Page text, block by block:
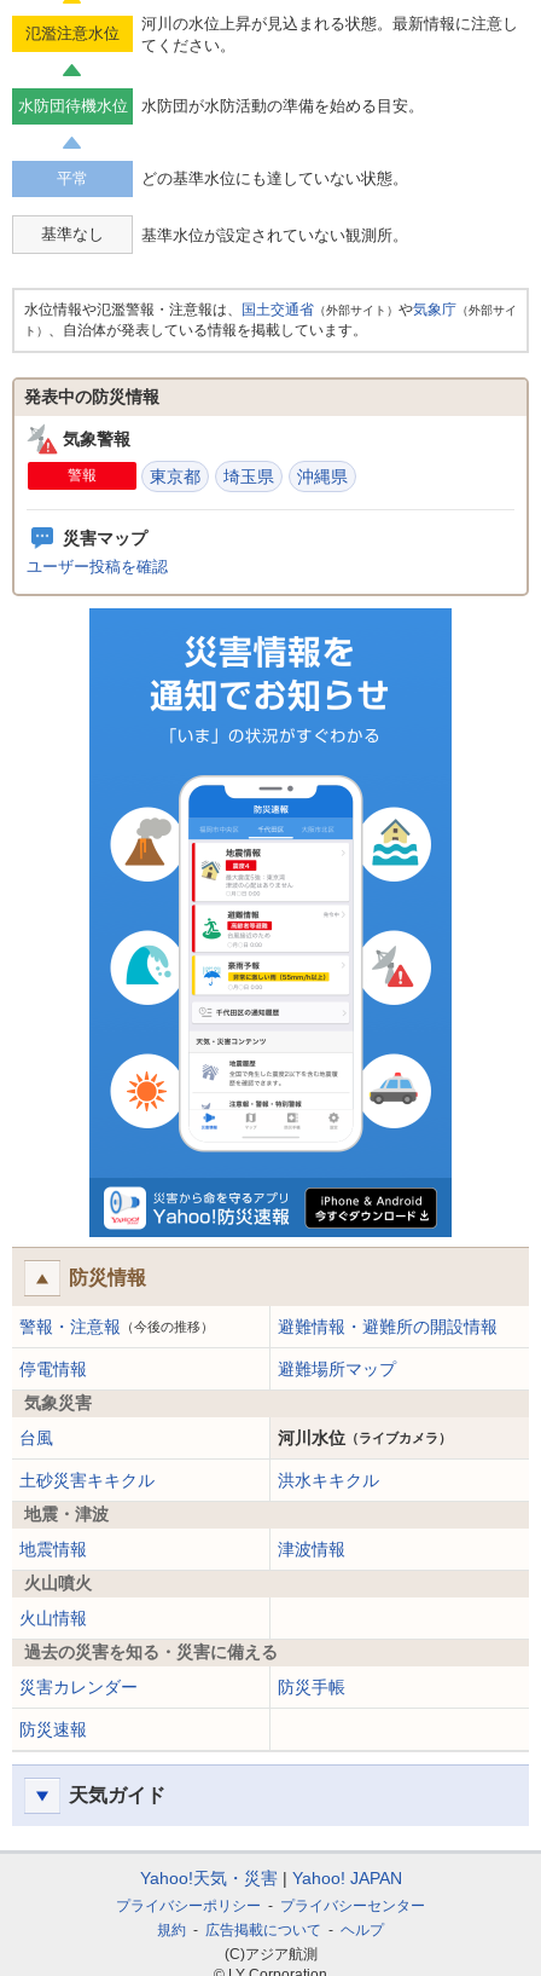
氾濫注意水位
河川の水位上昇が見込まれる状態。最新情報に注意し
てください。
水防団待機水位 水防団が水防活動の準備を始める目安。
平常 どの基準水位にも達していない状態。
基準なし 基準水位が設定されていない観測所。
水位情報や氾濫警報・注意報は、 国土交通省 （外部サイト） や気象庁 （外部サイ
ト） 、自治体が発表している情報を掲載しています。
発表中の防災情報
気象警報
警報 東京都 埼玉県 沖縄県
災害マップ
ユーザー投稿を確認
防災情報
警報・注意報 （今後の推移） 避難情報・避難所の開設情報
停電情報
避難場所マップ
気象災害
台風
河川水位 （ライブカメラ）
土砂災害キキクル
洪水キキクル
地震・津波
地震情報
津波情報
火山噴火
火山情報
過去の災害を知る・災害に備える
災害カレンダー
防災手帳
防災速報
天気ガイド
Yahoo!天気・災害 Yahoo! JAPAN
プライバシーポリシー
プライバシーセンター
規約
広告掲載について
ヘルプ
(C)アジア航測